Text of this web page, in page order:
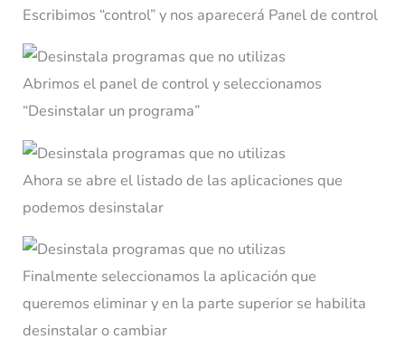
Escribimos “control” y nos aparecerá Panel de control
Abrimos el panel de control y seleccionamos
“Desinstalar un programa”
Ahora se abre el listado de las aplicaciones que
podemos desinstalar
Finalmente seleccionamos la aplicación que
queremos eliminar y en la parte superior se habilita
desinstalar o cambiar